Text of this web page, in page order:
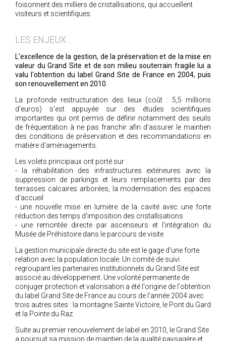
foisonnent des milliers de cristallisations, qui accueillent
visiteurs et scientifiques.
LES ENJEUX
L'excellence de la gestion, de la préservation et de la mise en
valeur du Grand Site et de son milieu souterrain fragile lui a
valu l'obtention du label Grand Site de France en 2004, puis
son renouvellement en 2010.
La profonde restructuration des lieux (coût : 5,5 millions
d'euros) s'est appuyée sur des études scientifiques
importantes qui ont permis de définir notamment des seuils
de fréquentation à ne pas franchir afin d'assurer le maintien
des conditions de préservation et des recommandations en
matière d'aménagements.
Les volets principaux ont porté sur :
- la réhabilitation des infrastructures extérieures avec la
suppression de parkings et leurs remplacements par des
terrasses calcaires arborées, la modernisation des espaces
d'accueil
- une nouvelle mise en lumière de la cavité avec une forte
réduction des temps d'imposition des cristallisations
- une remontée directe par ascenseurs et l'intégration du
Musée de Préhistoire dans le parcours de visite
La gestion municipale directe du site est le gage d'une forte
relation avec la population locale. Un comité de suivi
regroupant les partenaires institutionnels du Grand Site est
associé au développement. Une volonté permanente de
conjuger protection et valorisation a été l'origine de l'obtention
du label Grand Site de France au cours de l'année 2004 avec
trois autres sites : la montagne Sainte Victoire, le Pont du Gard
et la Pointe du Raz.
Suite au premier renouvelement de label en 2010, le Grand Site
a poursuit sa mission de maintien de la qualité paysagère et